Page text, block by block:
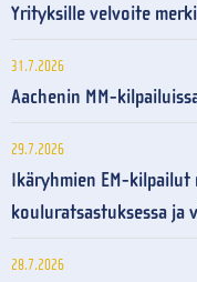
Yrityksille velvoite
31.7.2026
Aachenin MM-
29.7.2026
Ikäryhmien EM-kilpailut
kouluratsastuksessa ja
28.7.2026